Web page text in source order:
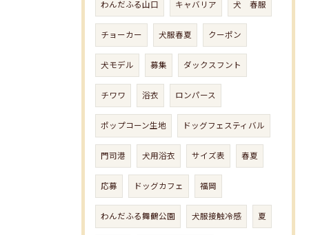
わんだふる山口 キャバリア 犬 春服
チョーカー 犬服春夏 クーポン
犬モデル 募集 ダックスフント
チワワ 浴衣 ロンパース
ポップコーン生地 ドッグフェスティバル
門司港 犬用浴衣 サイズ表 春夏
応募 ドッグカフェ 福岡
わんだふる舞鶴公園 犬服接触冷感 夏